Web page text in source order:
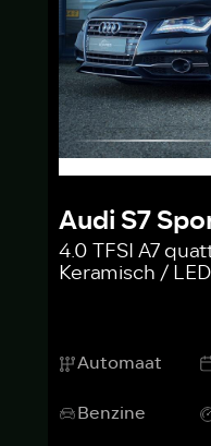
Audi S7
4.0 TFSI A7
Keramisch /
Automaat
Benzine